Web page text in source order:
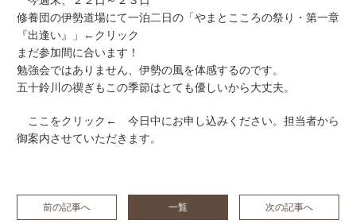
修養団の伊勢道場にて一泊二日の 「やまとこころの祭り・第一章
『出逢い』」←クリック
まだ参加間に合います！
勉強会ではありません、伊勢の風を体感するのです。
五十鈴川の禊ぎもこの季節はとても優しいから大丈夫。
ここをクリック ← 今日中にお申し込みください。担当者から
御案内させていただきます。
前の記事へ 一覧 次の記事へ